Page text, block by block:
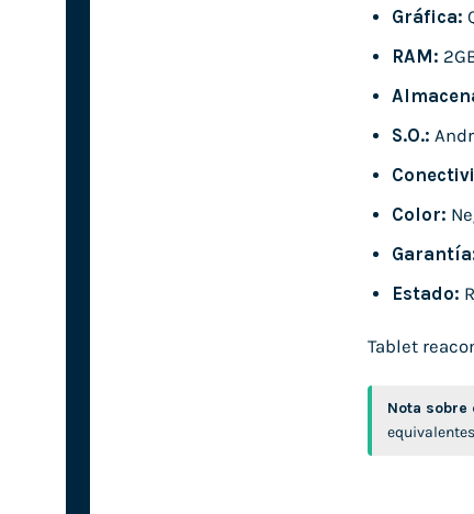
Gráfica:
RAM:
S.O.:
Color:
Estado:
Tablet
Nota sobre